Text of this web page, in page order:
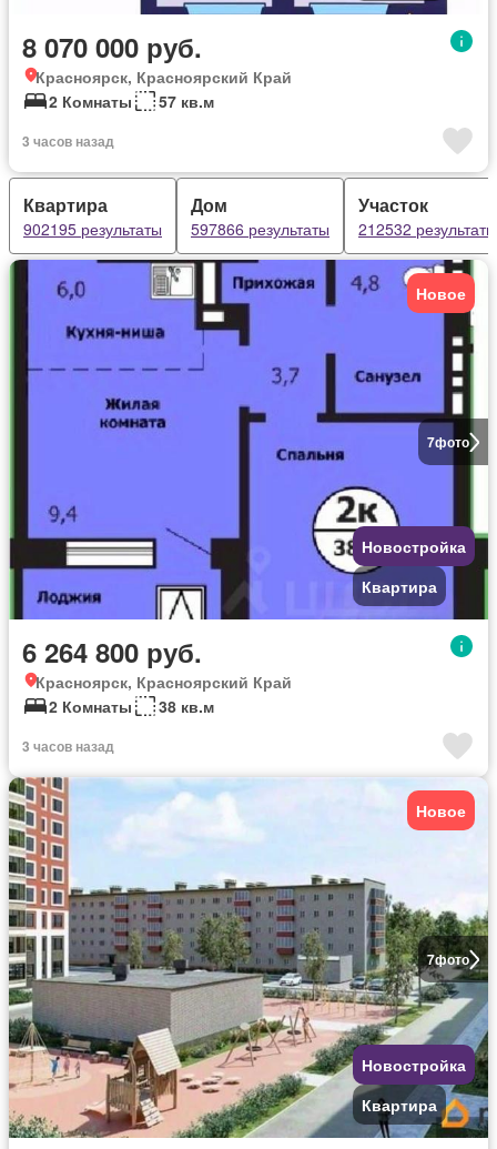
8 070 000 руб.
Красноярск, Красноярский Край
2 Комнаты
57 кв.м
3 часов назад
Квартира
902195 результаты
Дом
597866 результаты
Участок
212532 результаты
7фото
Новое
Новостройка
Квартира
6 264 800 руб.
Красноярск, Красноярский Край
2 Комнаты
38 кв.м
3 часов назад
7фото
Новое
Новостройка
Квартира